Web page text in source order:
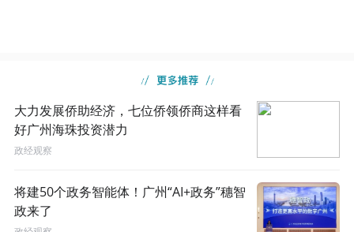
大力发展侨助经济，七位侨领侨商这样看
好广州海珠投资潜力
政经观察
将建50个政务智能体！广州“AI+政务”穗智
政来了